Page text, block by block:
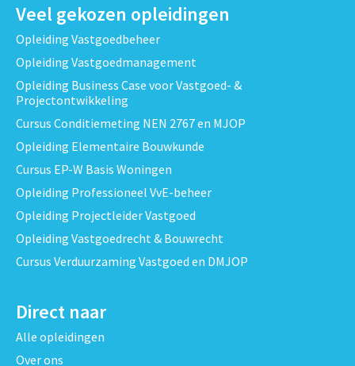
Veel gekozen opleidingen
Opleiding Vastgoedbeheer
Opleiding Vastgoedmanagement
Opleiding Business Case voor Vastgoed- &
Projectontwikkeling
Cursus Conditiemeting NEN 2767 en MJOP
Opleiding Elementaire Bouwkunde
Cursus EP-W Basis Woningen
Opleiding Professioneel VvE-beheer
Opleiding Projectleider Vastgoed
Opleiding Vastgoedrecht & Bouwrecht
Cursus Verduurzaming Vastgoed en DMJOP
Direct naar
Alle opleidingen
Over ons